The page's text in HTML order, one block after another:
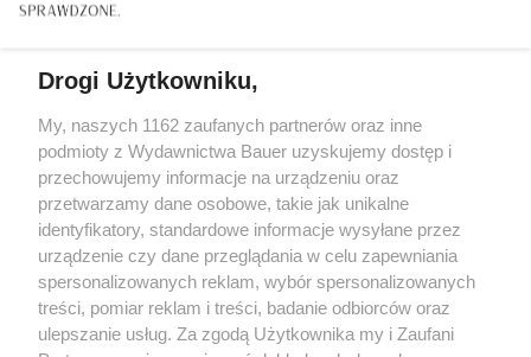
OBJAWY
Drogi Użytkowniku,
My, naszych 1162 zaufanych partnerów oraz inne
podmioty z Wydawnictwa Bauer uzyskujemy dostęp i
przechowujemy informacje na urządzeniu oraz
przetwarzamy dane osobowe, takie jak unikalne
identyfikatory, standardowe informacje wysyłane przez
urządzenie czy dane przeglądania w celu zapewniania
spersonalizowanych reklam, wybór spersonalizowanych
treści, pomiar reklam i treści, badanie odbiorców oraz
ulepszanie usług. Za zgodą Użytkownika my i Zaufani